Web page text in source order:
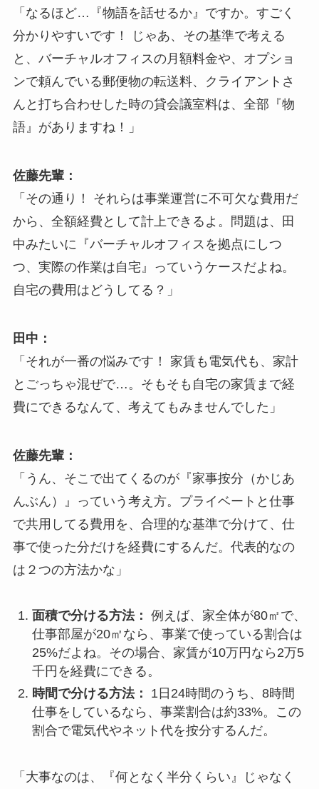
「なるほど…『物語を話せるか』ですか。すごく
分かりやすいです！ じゃあ、その基準で考える
と、バーチャルオフィスの月額料金や、オプショ
ンで頼んでいる郵便物の転送料、クライアントさ
んと打ち合わせした時の貸会議室料は、全部『物
語』がありますね！」
佐藤先輩：
「その通り！ それらは事業運営に不可欠な費用だ
から、全額経費として計上できるよ。問題は、田
中みたいに『バーチャルオフィスを拠点にしつ
つ、実際の作業は自宅』っていうケースだよね。
自宅の費用はどうしてる？」
田中：
「それが一番の悩みです！ 家賃も電気代も、家計
とごっちゃ混ぜで…。そもそも自宅の家賃まで経
費にできるなんて、考えてもみませんでした」
佐藤先輩：
「うん、そこで出てくるのが『家事按分（かじあ
んぶん）』っていう考え方。プライベートと仕事
で共用してる費用を、合理的な基準で分けて、仕
事で使った分だけを経費にするんだ。代表的なの
は２つの方法かな」
面積で分ける方法： 例えば、家全体が80㎡で、
仕事部屋が20㎡なら、事業で使っている割合は
25%だよね。その場合、家賃が10万円なら2万5
千円を経費にできる。
時間で分ける方法：
1日24時間のうち、8時間
仕事をしているなら、事業割合は約33%。この
割合で電気代やネット代を按分するんだ。
「大事なのは、『何となく半分くらい』じゃなく